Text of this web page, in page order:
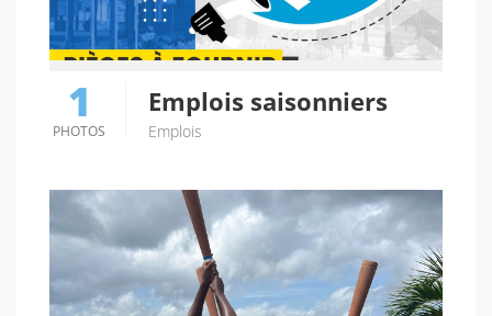
1
PHOTOS
Emplois saisonniers
Emplois